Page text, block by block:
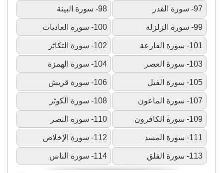
97- سورة القدر 98- سورة البينة
99- سورة الزلزلة 100- سورة العاديات
101- سورة القارعة 102- سورة التكاثر
103- سورة العصر 104- سورة الهمزة
105- سورة الفيل 106- سورة قريش
107- سورة الماعون 108- سورة الكوثر
109- سورة الكافرون 110- سورة النصر
111- سورة المسد 112- سورة الإخلاص
113- سورة الفلق 114- سورة الناس